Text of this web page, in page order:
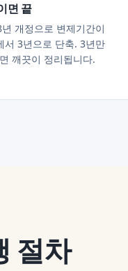
면 끝
개정으로 변제기간이
서 3년으로 단축. 3년만
깨끗이 정리됩니다.
절차